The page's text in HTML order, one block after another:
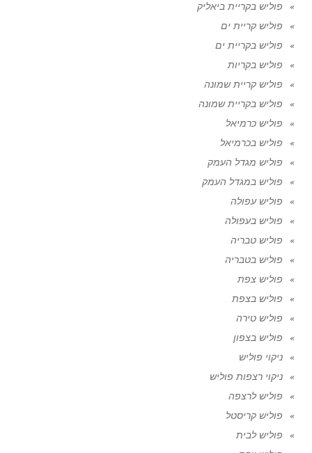
פוליש בקריית ביאליק
פוליש קריית ים
פוליש בקריית ים
פוליש בקריות
פוליש קריית שמונה
פוליש בקריית שמונה
פוליש כרמיאל
פוליש בכרמיאל
פוליש מגדל העמק
פוליש במגדל העמק
פוליש עפולה
פוליש בעפולה
פוליש טבריה
פוליש בטבריה
פוליש צפת
פוליש בצפת
פוליש טירה
פוליש בצפון
ניקוי פוליש
ניקוי רצפות פוליש
פוליש לרצפה
פוליש קריסטל
פוליש לבית